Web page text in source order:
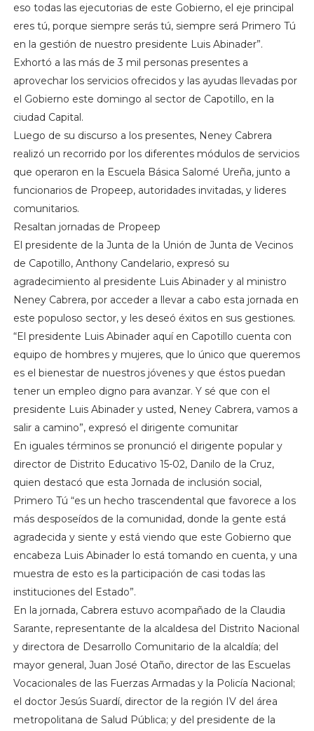
eso todas las ejecutorias de este Gobierno, el eje principal
eres tú, porque siempre serás tú, siempre será Primero Tú
en la gestión de nuestro presidente Luis Abinader”.
Exhortó a las más de 3 mil personas presentes a
aprovechar los servicios ofrecidos y las ayudas llevadas por
el Gobierno este domingo al sector de Capotillo, en la
ciudad Capital.
Luego de su discurso a los presentes, Neney Cabrera
realizó un recorrido por los diferentes módulos de servicios
que operaron en la Escuela Básica Salomé Ureña, junto a
funcionarios de Propeep, autoridades invitadas, y lideres
comunitarios.
Resaltan jornadas de Propeep
El presidente de la Junta de la Unión de Junta de Vecinos
de Capotillo, Anthony Candelario, expresó su
agradecimiento al presidente Luis Abinader y al ministro
Neney Cabrera, por acceder a llevar a cabo esta jornada en
este populoso sector, y les deseó éxitos en sus gestiones.
“El presidente Luis Abinader aquí en Capotillo cuenta con
equipo de hombres y mujeres, que lo único que queremos
es el bienestar de nuestros jóvenes y que éstos puedan
tener un empleo digno para avanzar. Y sé que con el
presidente Luis Abinader y usted, Neney Cabrera, vamos a
salir a camino”, expresó el dirigente comunitar
En iguales términos se pronunció el dirigente popular y
director de Distrito Educativo 15-02, Danilo de la Cruz,
quien destacó que esta Jornada de inclusión social,
Primero Tú “es un hecho trascendental que favorece a los
más desposeídos de la comunidad, donde la gente está
agradecida y siente y está viendo que este Gobierno que
encabeza Luis Abinader lo está tomando en cuenta, y una
muestra de esto es la participación de casi todas las
instituciones del Estado”.
En la jornada, Cabrera estuvo acompañado de la Claudia
Sarante, representante de la alcaldesa del Distrito Nacional
y directora de Desarrollo Comunitario de la alcaldía; del
mayor general, Juan José Otaño, director de las Escuelas
Vocacionales de las Fuerzas Armadas y la Policía Nacional;
el doctor Jesús Suardí, director de la región IV del área
metropolitana de Salud Pública; y del presidente de la